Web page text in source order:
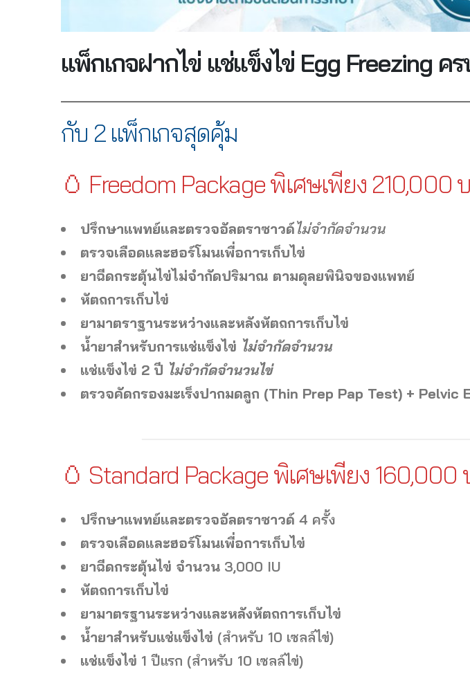
แพ็กเกจฝากไข่ แช่แข็งไข่ Egg Freezing
กับ 2 แพ็กเกจสุดคุ้ม
🥚 Freedom Package พิเศษเพียง 210,000
ปรึกษาแพทย์และตรวจอัลตราซาวด์ไม่จำกัดจำนวน
ตรวจเลือดและฮอร์โมนเพื่อการเก็บไข่
ยาฉีดกระตุ้นไข่ไม่จำกัดปริมาณ ตามดุลยพินิจของแพทย์
หัตถการเก็บไข่
ยามาตราฐานระหว่างและหลังหัตถการเก็บไข่
น้ำยาสำหรับการแช่แข็งไข่ ไม่จำกัดจำนวน
แช่แข็งไข่ 2 ปี ไม่จำกัดจำนวนไข่
ตรวจคัดกรองมะเร็งปากมดลูก (Thin Prep Pap Test) + Pelvic
🥚 Standard Package พิเศษเพียง 160,000
ปรึกษาแพทย์และตรวจอัลตราซาวด์ 4 ครั้ง
ตรวจเลือดและฮอร์โมนเพื่อการเก็บไข่
ยาฉีดกระตุ้นไข่ จำนวน 3,000 IU
หัตถการเก็บไข่
ยามาตรฐานระหว่างและหลังหัตถการเก็บไข่
น้ำยาสำหรับแช่แข็งไข่ (สำหรับ 10 เซลล์ไข่)
แช่แข็งไข่ 1 ปีแรก (สำหรับ 10 เซลล์ไข่)